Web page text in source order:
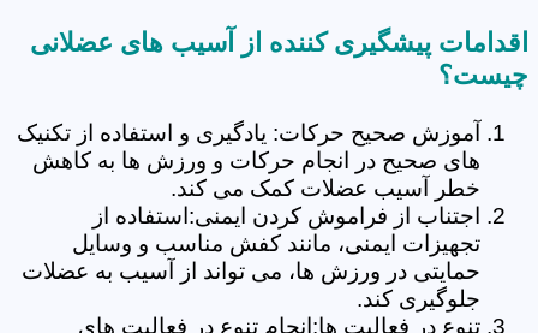
اقدامات پیشگیری کننده از آسیب های عضلانی
چیست؟
آموزش صحیح حرکات: یادگیری و استفاده از تکنیک
های صحیح در انجام حرکات و ورزش ها به کاهش
خطر آسیب عضلات کمک می کند.
اجتناب از فراموش کردن ایمنی:استفاده از
تجهیزات ایمنی، مانند کفش مناسب و وسایل
حمایتی در ورزش ها، می تواند از آسیب به عضلات
جلوگیری کند.
تنوع در فعالیت ها:انجام تنوع در فعالیت های